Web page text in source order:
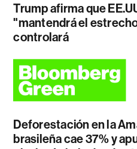
Trump afirma que
"mantendrá el
controlará
Deforestación en la
brasileña cae 37% y